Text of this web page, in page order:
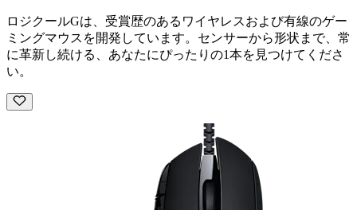
ロジクールGは、受賞歴のあるワイヤレスおよび有線のゲー
ミングマウスを開発しています。センサーから形状まで、常
に革新し続ける、あなたにぴったりの1本を見つけてくださ
い。